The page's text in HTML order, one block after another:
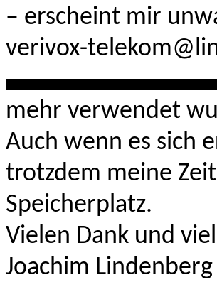
– erscheint mir
verivox-
mehr verwendet
Auch wenn es sich
trotzdem meine
Speicherplatz.
Vielen Dank und
Joachim Lindenberg